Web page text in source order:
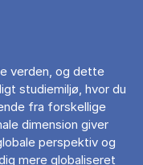
verden, og dette
studiemiljø, hvor du
fra forskellige
dimension giver
perspektiv og
mere globaliseret